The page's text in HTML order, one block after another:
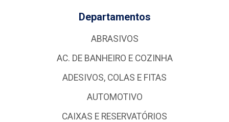
Departamentos
ABRASIVOS
AC. DE BANHEIRO E COZINHA
ADESIVOS, COLAS E FITAS
AUTOMOTIVO
CAIXAS E RESERVATÓRIOS